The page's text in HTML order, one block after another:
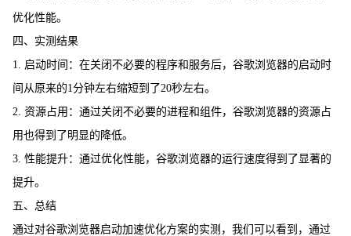
优化性能。
四、实测结果
1. 启动时间：在关闭不必要的程序和服务后，谷歌浏览器的启动时
间从原来的1分钟左右缩短到了20秒左右。
2. 资源占用：通过关闭不必要的进程和组件，谷歌浏览器的资源占
用也得到了明显的降低。
3. 性能提升：通过优化性能，谷歌浏览器的运行速度得到了显著的
提升。
五、总结
通过对谷歌浏览器启动加速优化方案的实测，我们可以看到，通过